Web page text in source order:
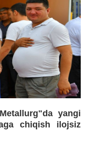
yangi
chiqish ilojsiz